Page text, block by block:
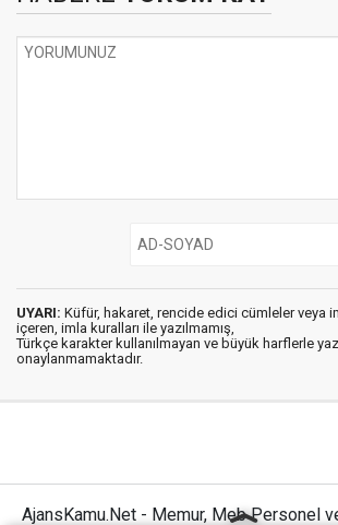
UYARI: Küfür, hakaret, rencide edici cümleler veya
içeren, imla kuralları ile yazılmamış,
Türkçe karakter kullanılmayan ve büyük harflerle
onaylanmamaktadır.
AjansKamu.Net - Memur, Meb Personel